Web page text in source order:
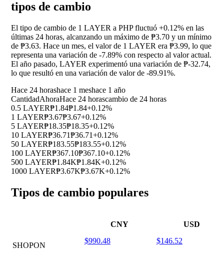
tipos de cambio
El tipo de cambio de 1 LAYER a PHP fluctuó +0.12% en las
últimas 24 horas, alcanzando un máximo de ₱3.70 y un mínimo
de ₱3.63. Hace un mes, el valor de 1 LAYER era ₱3.99, lo que
representa una variación de -7.89% con respecto al valor actual.
El año pasado, LAYER experimentó una variación de ₱-32.74,
lo que resultó en una variación de valor de -89.91%.
Hace 24 horashace 1 meshace 1 año
CantidadAhoraHace 24 horascambio de 24 horas
0.5 LAYER₱1.84₱1.84+0.12%
1 LAYER₱3.67₱3.67+0.12%
5 LAYER₱18.35₱18.35+0.12%
10 LAYER₱36.71₱36.71+0.12%
50 LAYER₱183.55₱183.55+0.12%
100 LAYER₱367.10₱367.10+0.12%
500 LAYER₱1.84K₱1.84K+0.12%
1000 LAYER₱3.67K₱3.67K+0.12%
Tipos de cambio populares
CNY USD
SHOPON
$990.48 $146.52